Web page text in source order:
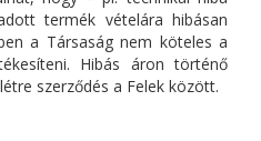
termék vételára hibásan
a Társaság nem köteles a
Hibás áron történő
szerződés a Felek között.